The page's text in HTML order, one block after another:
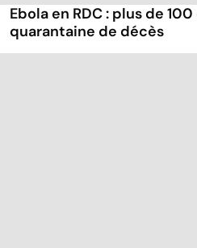
Ebola en RDC : plus de
quarantaine de décès